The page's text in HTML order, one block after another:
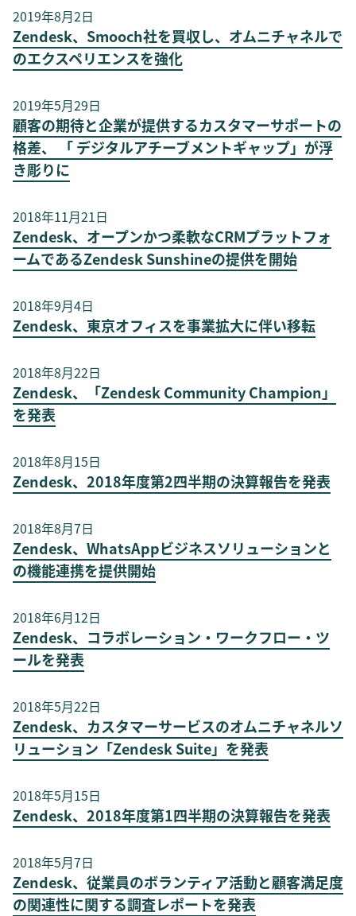
2019年8月2日
Zendesk、Smooch社を買収し、オムニチャネルで
のエクスペリエンスを強化
2019年5月29日
顧客の期待と企業が提供するカスタマーサポートの
格差、 「 デジタルアチーブメントギャップ」が浮
き彫りに
2018年11月21日
Zendesk、オープンかつ柔軟なCRMプラットフォ
ームであるZendesk Sunshineの提供を開始
2018年9月4日
Zendesk、東京オフィスを事業拡大に伴い移転
2018年8月22日
Zendesk、「Zendesk Community Champion」
を発表
2018年8月15日
Zendesk、2018年度第2四半期の決算報告を発表
2018年8月7日
Zendesk、WhatsAppビジネスソリューションと
の機能連携を提供開始
2018年6月12日
Zendesk、コラボレーション・ワークフロー・ツ
ールを発表
2018年5月22日
Zendesk、カスタマーサービスのオムニチャネルソ
リューション「Zendesk Suite」を発表
2018年5月15日
Zendesk、2018年度第1四半期の決算報告を発表
2018年5月7日
Zendesk、従業員のボランティア活動と顧客満足度
の関連性に関する調査レポートを発表